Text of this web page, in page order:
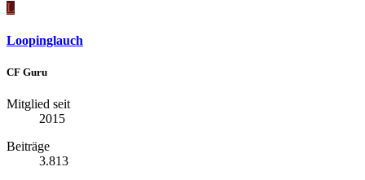
L
Loopinglauch
CF Guru
Mitglied seit
2015
Beiträge
3.813